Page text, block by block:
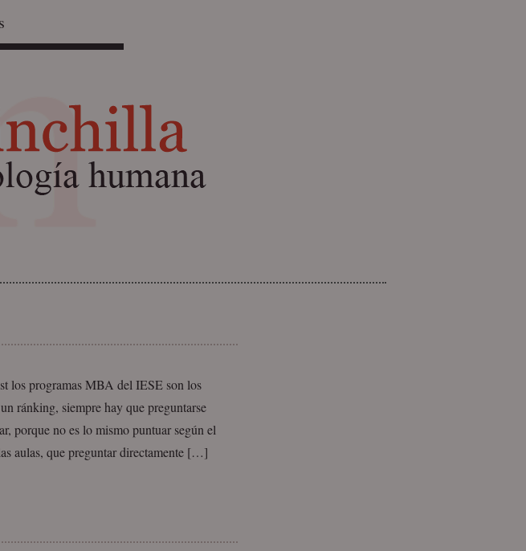
los programas MBA del IESE son los
ránking, siempre hay que preguntarse
porque no es lo mismo puntuar según el
aulas, que preguntar directamente […]